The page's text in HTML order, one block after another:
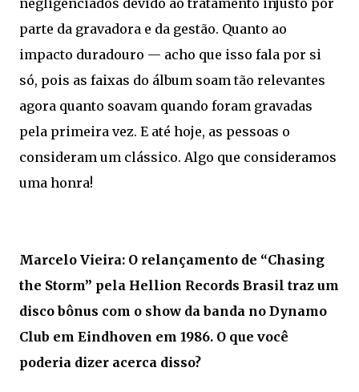
negligenciados devido ao tratamento injusto por
parte da gravadora e da gestão. Quanto ao
impacto duradouro — acho que isso fala por si
só, pois as faixas do álbum soam tão relevantes
agora quanto soavam quando foram gravadas
pela primeira vez. E até hoje, as pessoas o
consideram um clássico. Algo que consideramos
uma honra!
Marcelo Vieira: O relançamento de “Chasing
the Storm” pela Hellion Records Brasil traz um
disco bônus com o show da banda no Dynamo
Club em Eindhoven em 1986. O que você
poderia dizer acerca disso?